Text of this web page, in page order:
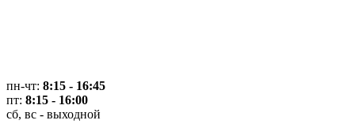
пн-чт: 8:15 - 16:45
пт: 8:15 - 16:00
сб, вс - выходной